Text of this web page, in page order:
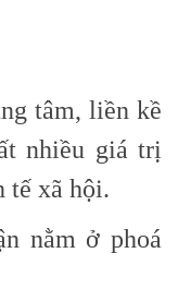
tâm, liền kề
nhiều giá trị
tế xã hội.
nằm ở phoá